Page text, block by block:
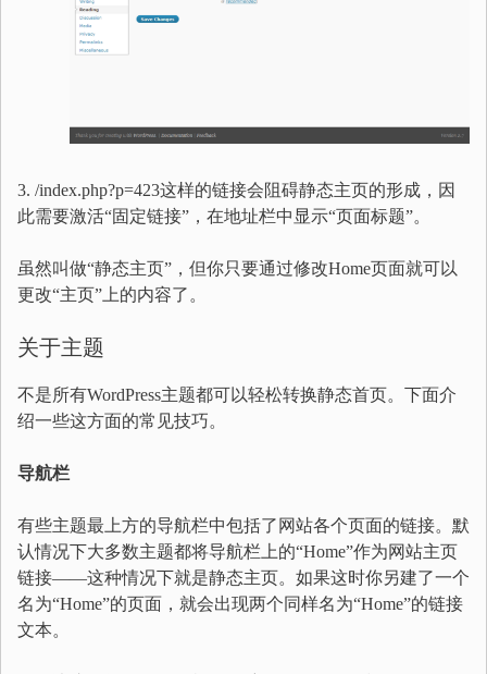
3. /index.php?p=423这样的链接会阻碍静态主页的形成，因
此需要激活“固定链接”，在地址栏中显示“页面标题”。
虽然叫做“静态主页”，但你只要通过修改Home页面就可以
更改“主页”上的内容了。
关于主题
不是所有WordPress主题都可以轻松转换静态首页。下面介
绍一些这方面的常见技巧。
导航栏
有些主题最上方的导航栏中包括了网站各个页面的链接。默
认情况下大多数主题都将导航栏上的“Home”作为网站主页
链接——这种情况下就是静态主页。如果这时你另建了一个
名为“Home”的页面，就会出现两个同样名为“Home”的链接
文本。